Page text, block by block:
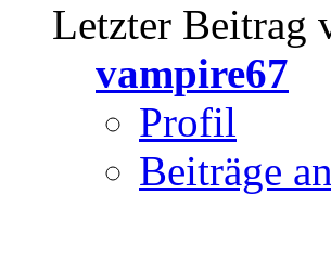
Letzter Beitrag
vampire67
Profil
Beiträge